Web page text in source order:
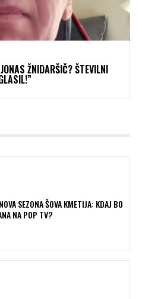
ŽNIDARŠIČ? ŠTEVILNI
SEZONA ŠOVA KMETIJA: KDAJ BO
NA POP TV?